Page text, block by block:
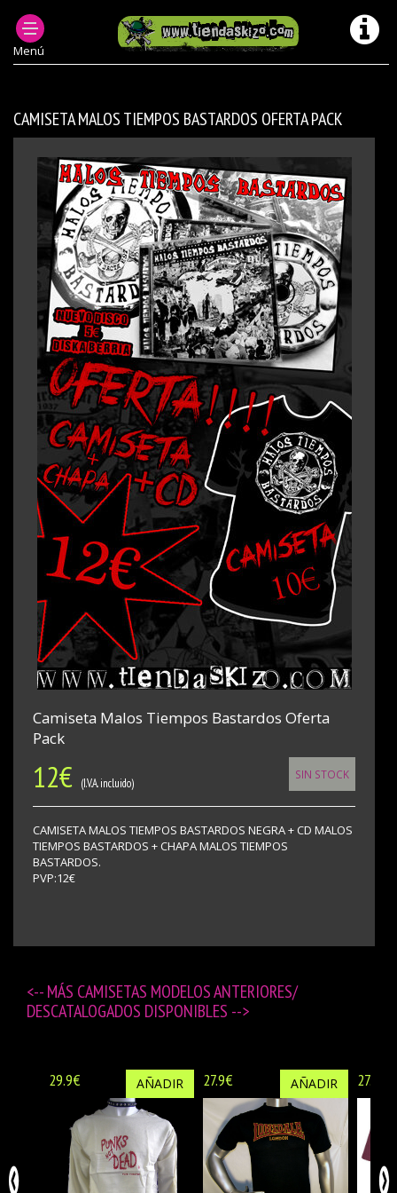
Menú
PRODUCTOS DESCATALOGADOS
CAMISETAS MODELOS ANTERIORES/ DESCATALOGADOS
CAMISETA MALOS TIEMPOS BASTARDOS OFERTA PACK
Camiseta Malos Tiempos Bastardos Oferta
Pack
12€ (I.V.A. incluido)
SIN STOCK
CAMISETA MALOS TIEMPOS BASTARDOS NEGRA + CD MALOS
TIEMPOS BASTARDOS + CHAPA MALOS TIEMPOS
BASTARDOS.
PVP:12€
<-- MÁS CAMISETAS MODELOS ANTERIORES/
DESCATALOGADOS DISPONIBLES -->
29.9€ AÑADIR 27.9€ AÑADIR 27.9€